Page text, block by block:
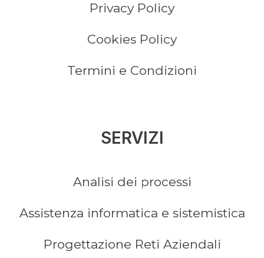
Privacy Policy
Cookies Policy
Termini e Condizioni
SERVIZI
Analisi dei processi
Assistenza informatica e sistemistica
Progettazione Reti Aziendali